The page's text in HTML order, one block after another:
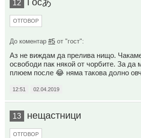
12
ОТГОВОР
До коментар #5 от "гост":
Аз не виждам да прелива нищо.
освободи пак някой от чорбите. За да
плюем после 😂 няма такова долно
12:51 02.04.2019
13 нещастници
ОТГОВОР